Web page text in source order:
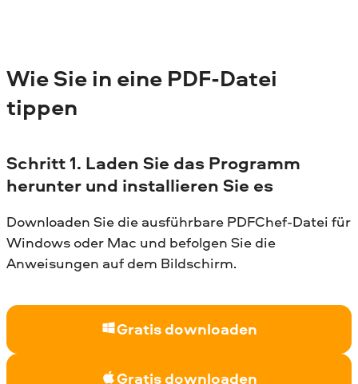
Wie Sie in eine PDF-Datei
tippen
Schritt 1. Laden Sie das Programm
herunter und installieren Sie es
Downloaden Sie die ausführbare PDFChef-Datei für
Windows oder Mac und befolgen Sie die
Anweisungen auf dem Bildschirm.
Gratis downloaden
Gratis downloaden